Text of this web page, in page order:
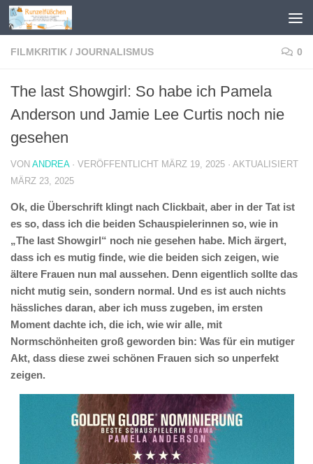
Zum Inhalt springen
FILMKRITIK / JOURNALISMUS 0
The last Showgirl: So habe ich Pamela
Anderson und Jamie Lee Curtis noch nie
gesehen
VON ANDREA · VERÖFFENTLICHT MÄRZ 19, 2025 · AKTUALISIERT
MÄRZ 23, 2025
Ok, die Überschrift klingt nach Clickbait, aber in der Tat ist
es so, dass ich die beiden Schauspielerinnen so, wie in
„The last Showgirl“ noch nie gesehen habe. Mich ärgert,
dass ich es mutig finde, wie die beiden sich zeigen, wie
ältere Frauen nun mal aussehen. Denn eigentlich sollte das
nicht mutig sein, sondern normal. Und es ist auch nichts
hässliches daran, aber ich muss zugeben, im ersten
Moment dachte ich, die ich, wie wir alle, mit
Normschönheiten groß geworden bin: Was für ein mutiger
Akt, dass diese zwei schönen Frauen sich so unperfekt
zeigen.